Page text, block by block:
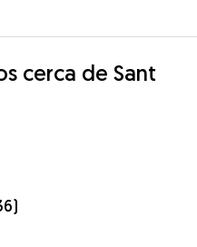
cerca de Sant